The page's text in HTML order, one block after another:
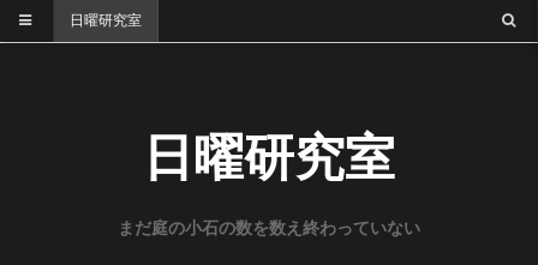
日曜研究室
日曜研究室
まだ庭の小石の数を数え終わっていない